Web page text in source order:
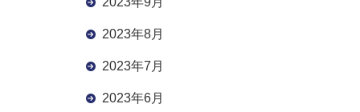
2023年8月
2023年7月
2023年6月